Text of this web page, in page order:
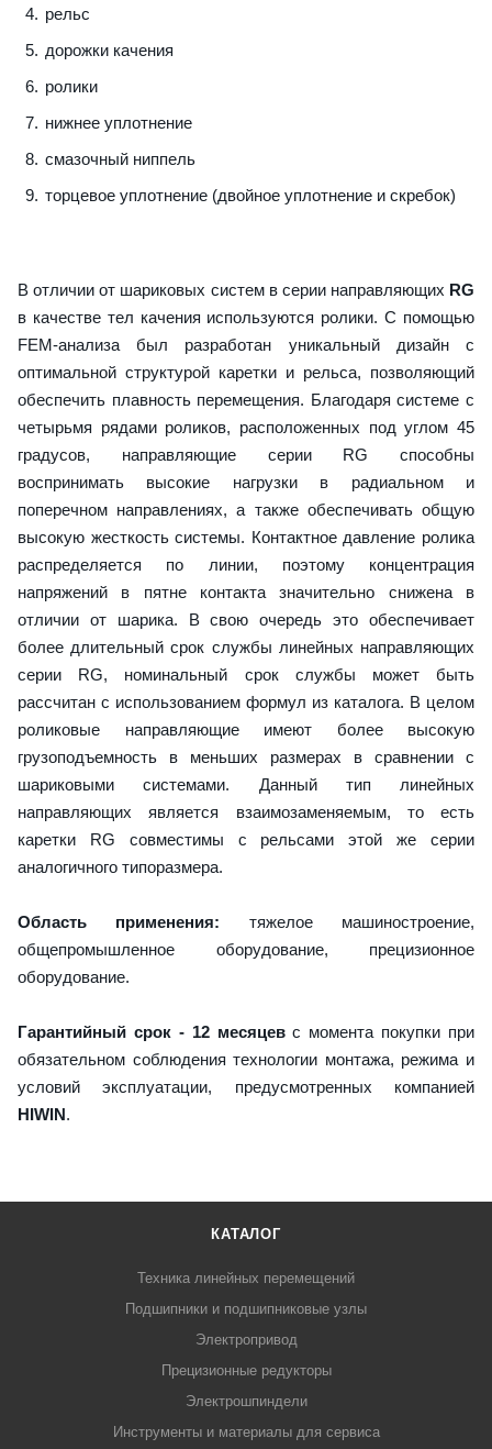
рельс
дорожки качения
ролики
нижнее уплотнение
смазочный ниппель
торцевое уплотнение (двойное уплотнение и скребок)
В отличии от шариковых систем в серии направляющих RG
в качестве тел качения используются ролики. С помощью
FEM-анализа был разработан уникальный дизайн с
оптимальной структурой каретки и рельса, позволяющий
обеспечить плавность перемещения. Благодаря системе с
четырьмя рядами роликов, расположенных под углом 45
градусов, направляющие серии RG способны
воспринимать высокие нагрузки в радиальном и
поперечном направлениях, а также обеспечивать общую
высокую жесткость системы. Контактное давление ролика
распределяется по линии, поэтому концентрация
напряжений в пятне контакта значительно снижена в
отличии от шарика. В свою очередь это обеспечивает
более длительный срок службы линейных направляющих
серии RG, номинальный срок службы может быть
рассчитан с использованием формул из каталога. В целом
роликовые направляющие имеют более высокую
грузоподъемность в меньших размерах в сравнении с
шариковыми системами. Данный тип линейных
направляющих является взаимозаменяемым, то есть
каретки RG совместимы с рельсами этой же серии
аналогичного типоразмера.
Область применения: тяжелое машиностроение,
общепромышленное оборудование, прецизионное
оборудование.
Гарантийный срок - 12 месяцевс момента покупки при
обязательном соблюдения технологии монтажа, режима и
условий эксплуатации, предусмотренных компанией
HIWIN.
КАТАЛОГ
Техника линейных перемещений
Подшипники и подшипниковые узлы
Электропривод
Прецизионные редукторы
Электрошпиндели
Инструменты и материалы для сервиса